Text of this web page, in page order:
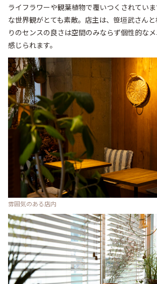
ライフラワーや観葉植物で覆いつくされてい
な世界観がとても素敵。店主は、笹垣武さん
りのセンスの良さは空間のみならず個性的な
感じられます。
雰囲気のある店内